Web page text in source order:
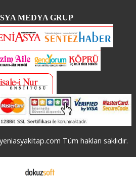
MEDYA GRUP
Tüm hakları saklıdır.